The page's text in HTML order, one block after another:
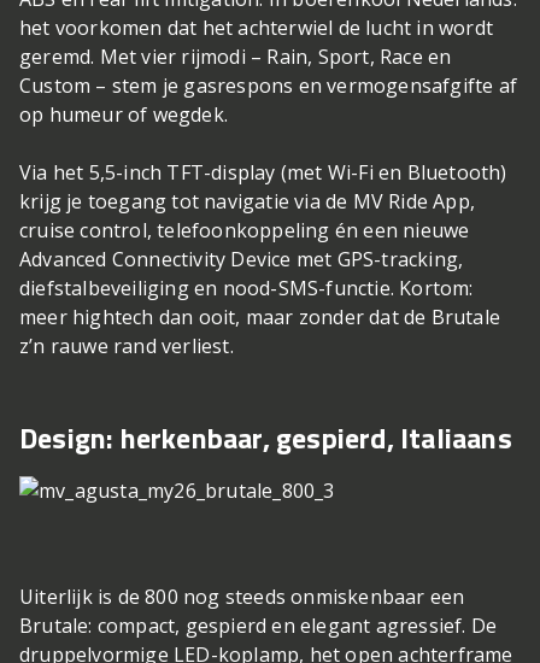
het voorkomen dat het achterwiel de lucht in wordt
geremd. Met vier rijmodi – Rain, Sport, Race en
Custom – stem je gasrespons en vermogensafgifte af
op humeur of wegdek.
Via het 5,5-inch TFT-display (met Wi-Fi en Bluetooth)
krijg je toegang tot navigatie via de MV Ride App,
cruise control, telefoonkoppeling én een nieuwe
Advanced Connectivity Device met GPS-tracking,
diefstalbeveiliging en nood-SMS-functie. Kortom:
meer hightech dan ooit, maar zonder dat de Brutale
z’n rauwe rand verliest.
Design: herkenbaar, gespierd, Italiaans
Uiterlijk is de 800 nog steeds onmiskenbaar een
Brutale: compact, gespierd en elegant agressief. De
druppelvormige LED-koplamp, het open achterframe